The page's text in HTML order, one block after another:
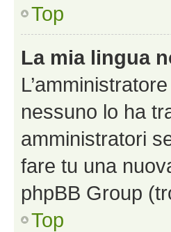
Top
La mia lingua
nessuno lo ha
amministratori
fare tu una
phpBB Group
Top